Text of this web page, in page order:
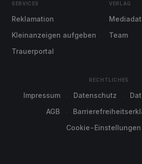
SERVICES
Reklamation
Kleinanzeigen aufgeben
Trauerportal
VERLAG
Team
RECHTLICHES
Impressum Datenschutz
AGB
Cookie-Einstellungen